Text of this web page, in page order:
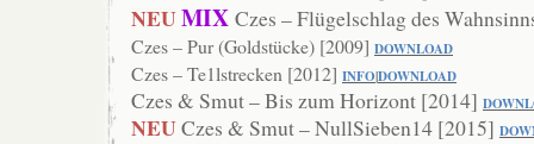
NEUMIX Czes – Flügelschlag des
Czes – Pur (Goldstücke) [2009] DOWNLOAD
Czes – Te1lstrecken [2012] INFO|DOWNLOAD
Czes & Smut – Bis zum Horizont [2014]
NEUCzes & Smut – NullSieben14 [2015]